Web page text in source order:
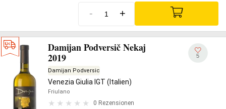
- +
Damijan Podversič Nekaj
2019
Damijan Podversic
Venezia Giulia IGT (Italien)
Friulano
0 Rezensionen
5